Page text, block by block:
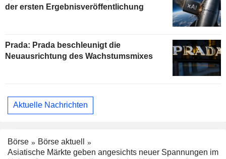
der ersten Ergebnisveröffentlichung
Prada: Prada beschleunigt die
Neuausrichtung des Wachstumsmixes
Aktuelle Nachrichten
Börse
Börse aktuell
Asiatische Märkte geben angesichts neuer Spannungen im